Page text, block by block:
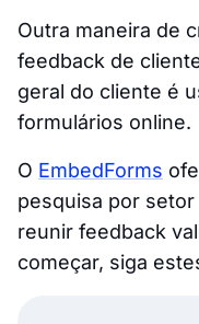
Outra maneira de
feedback de
geral do cliente é
formulários online.
O EmbedForms
pesquisa por
reunir feedback
começar, siga